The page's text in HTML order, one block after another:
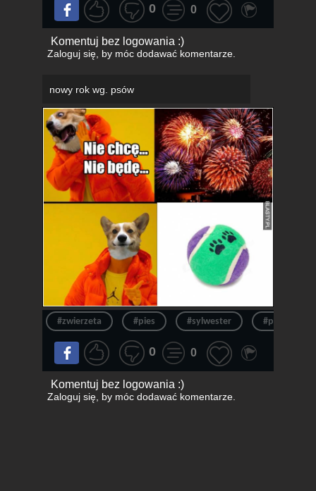
0 0
Komentuj bez logowania :)
Zaloguj się, by móc dodawać komentarze.
nowy rok wg. psów
#zwierzeta #pies #sylwester #petardy
0 0
Komentuj bez logowania :)
Zaloguj się, by móc dodawać komentarze.